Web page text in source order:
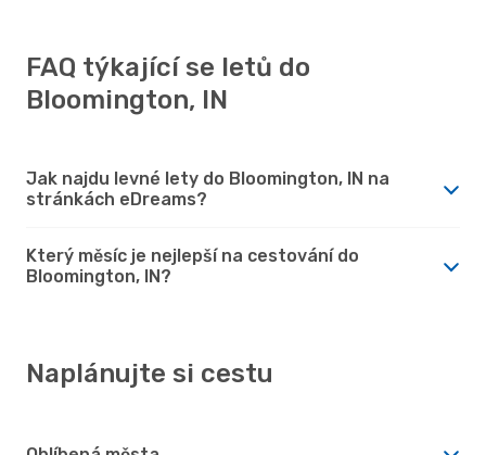
FAQ týkající se letů do
Bloomington, IN
Jak najdu levné lety do Bloomington, IN na
stránkách eDreams?
Který měsíc je nejlepší na cestování do
Bloomington, IN?
Naplánujte si cestu